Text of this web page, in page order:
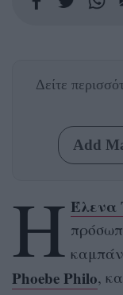
Δείτε
Add
Η Έλενα
Phoebe Philo,